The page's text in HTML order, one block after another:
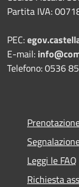
Partita IVA:
PEC:
E-mail:
Telefono: 0536
Leggi le FAQ
Richiesta